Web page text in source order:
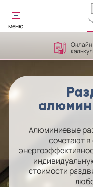
Онлайн
Алюминиевые
сочетают в
стоимости